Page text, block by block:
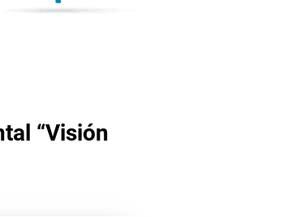
“Visión